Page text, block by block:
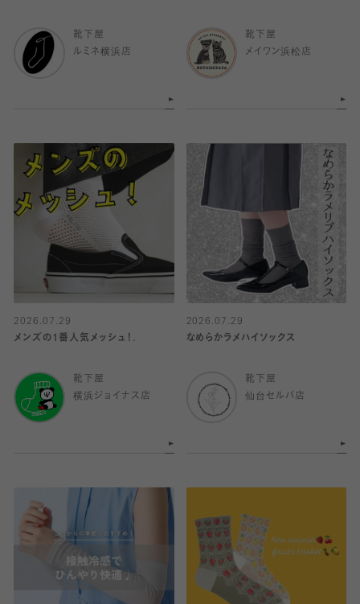
靴下屋
ルミネ横浜店
靴下屋
メイワン浜松店
2026.07.29
メンズの1番人気メッシュ！.
靴下屋
横浜ジョイナス店
2026.07.29
なめらかラメハイソックス
靴下屋
仙台セルバ店